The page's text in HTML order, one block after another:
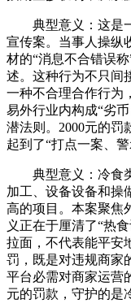
典型意义：这是一
宣传案。当事人操纵
材的“消息不合错误
述。这种行为不只间
一种不合理合作行为
易外行业内构成“劣
潜法则。2000元的罚
起到了“打点一案、警
典型意义：冷食类
加工、设备设备和操
高的项目。本案聚焦
义正在于厘清了“热
拉面，不代表能平安
罚，既是对违规商
平台必需对商家运营
元的罚款，守护的是